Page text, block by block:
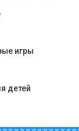
игры
детей